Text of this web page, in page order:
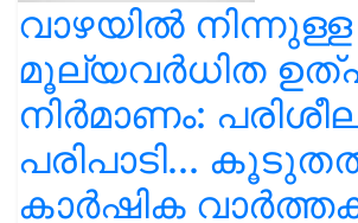
വാഴയിൽ നിന്നുള്ള
മൂല്യവർധിത
നിർമാണം:
പരിപാടി...
കാർഷിക